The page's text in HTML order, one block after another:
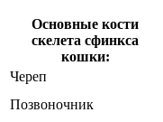
Основные кости
скелета сфинкса
кошки:
Череп
Позвоночник